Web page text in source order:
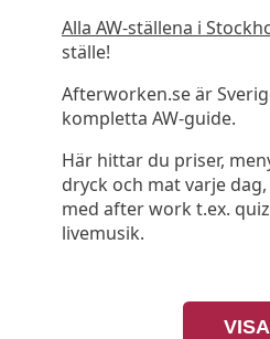
Alla AW-ställena i
ställe!
Afterworken.se är
kompletta AW-guide.
Här hittar du priser,
dryck och mat varje
med after work t.ex.
livemusik.
VISA